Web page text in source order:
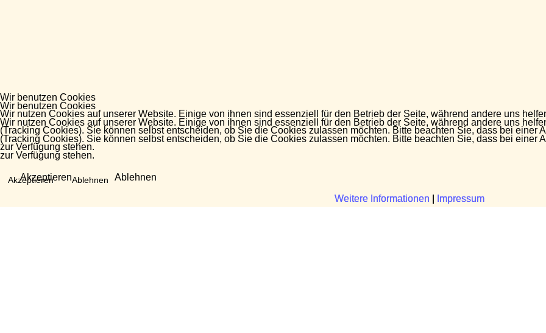
Wir benutzen Cookies
Wir nutzen Cookies auf unserer Website. Einige von ihnen sind essenziell für den Betrieb der Seite, während andere uns
(Tracking Cookies). Sie können selbst entscheiden, ob Sie die Cookies zulassen möchten. Bitte beachten Sie, dass bei
zur Verfügung stehen.
Akzeptieren Ablehnen
Weitere Informationen Impressum
Wir benutzen Cookies
Wir nutzen Cookies auf unserer Website. Einige von ihnen sind essenziell für den Betrieb der Seite, während andere uns
(Tracking Cookies). Sie können selbst entscheiden, ob Sie die Cookies zulassen möchten. Bitte beachten Sie, dass bei
zur Verfügung stehen.
Akzeptieren Ablehnen
Weitere Informationen Impressum